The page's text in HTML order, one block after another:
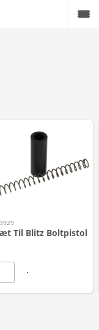
Til Blitz Boltpistol